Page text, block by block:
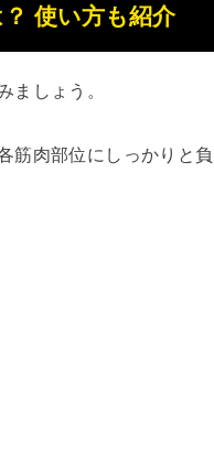
使い方も紹介
ましょう。
肉部位にしっかりと負